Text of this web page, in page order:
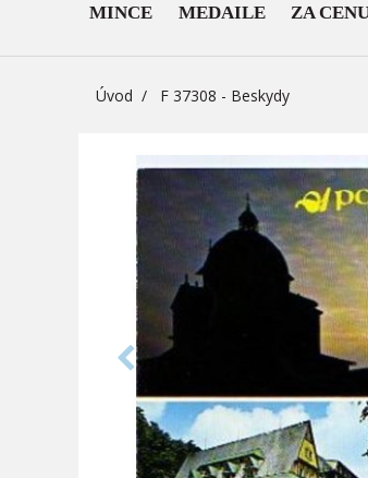
MINCE MEDAILE ZA
Úvod F 37308 - Beskydy